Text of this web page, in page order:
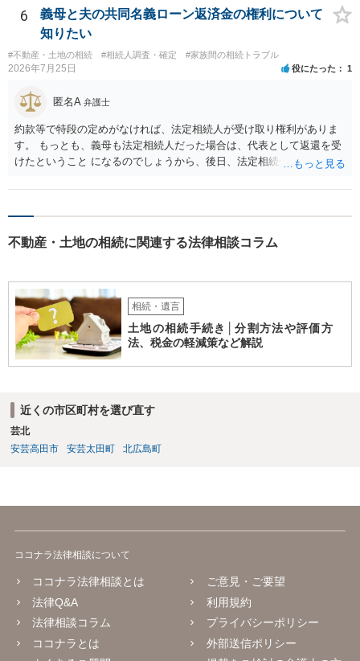
相続権がある可能性があります。
6
義母と夫の共同名義ローン返済金の権利について
知りたい
#不動産・土地の相続 #相続人調査・確定 #家族間の相続トラブル
2026年7月25日 役にたった 1
匿名A 弁護士
約款等で特段の定めがなければ、法定相続人が受け取り権利がありま
す。 もっとも、義母も法定相続人だった場合は、代表として返還を受
けたということ になるのでしょうから、後日、法定相続分に基づいて
不動産・土地の相続に関連する法律相談コラム
相続・遺言
土地の相続手続き│分割方法や評価方
法、税金の軽減策など解説
近くの市区町村を選び直す
芸北
安芸高田市
安芸太田町 北広島町
ココナラ法律相談について
ココナラ法律相談とは
法律Q&A
法律相談コラム
ココナラとは
ご意見・ご要望
利用規約
プライバシーポリシー
外部送信ポリシー